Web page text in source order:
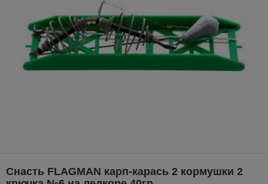
Снасть FLAGMAN карп-карась 2 кормушки 2